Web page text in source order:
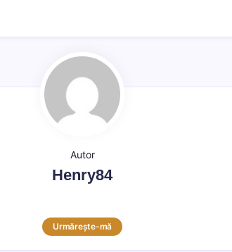
Autor
Henry84
Urmărește-mă